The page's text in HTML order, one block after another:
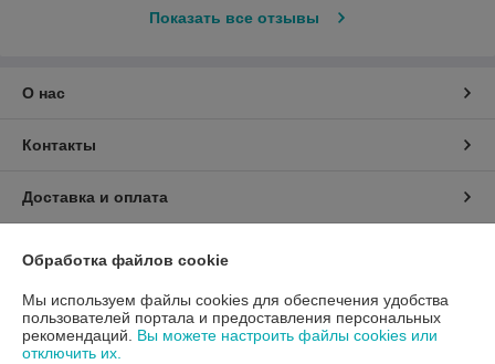
Показать все отзывы
О нас
Контакты
Доставка и оплата
Полная версия сайта
Политика обработки cookies
Обработка файлов cookie
Мы используем файлы cookies для обеспечения удобства
пользователей портала и предоставления персональных
рекомендаций. Вы можете настроить файлы cookies или
отключить их.